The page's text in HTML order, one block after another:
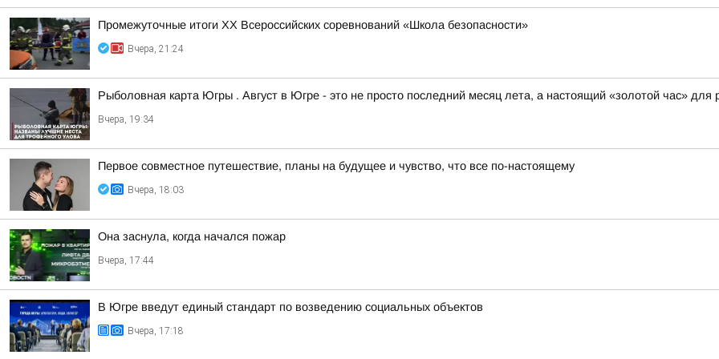
Промежуточные итоги XX Всероссийских соревнований «Школа безопасности»
Вчера, 21:24
Рыболовная карта Югры . Август в Югре - это не просто последний месяц лета, а настоящий «золотой час» для
Вчера, 19:34
Первое совместное путешествие, планы на будущее и чувство, что все по-настоящему
Вчера, 18:03
Она заснула, когда начался пожар
Вчера, 17:44
В Югре введут единый стандарт по возведению социальных объектов
Вчера, 17:18